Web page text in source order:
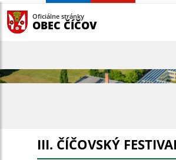
Oficiálne stránky
OBEC ČÍČOV
III. ČÍČOVSKÝ